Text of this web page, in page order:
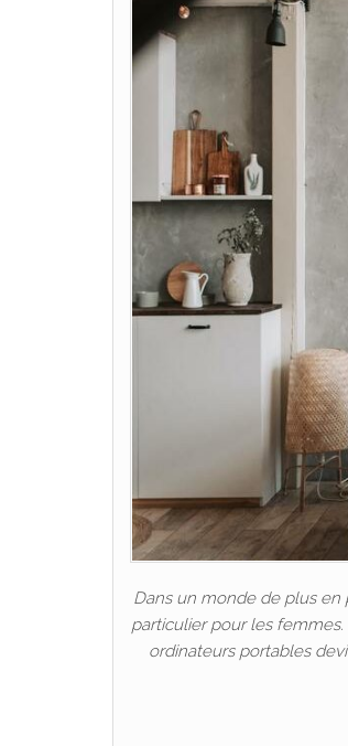
Dans un monde de plus en
particulier pour les femmes.
ordinateurs portables